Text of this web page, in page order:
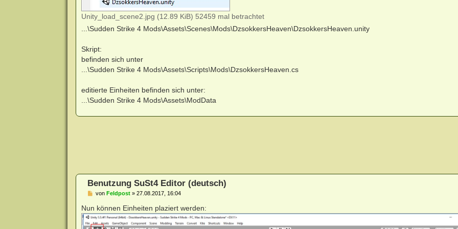
Unity_load_scene2.jpg (12.89 KiB) 52459 mal betrachtet
...\Sudden Strike 4 Mods\Assets\Scenes\Mods\DzsokkersHeaven\DzsokkersHeaven.unity
Skript:
befinden sich unter
...\Sudden Strike 4 Mods\Assets\Scripts\Mods\DzsokkersHeaven.cs
editierte Einheiten befinden sich unter:
...\Sudden Strike 4 Mods\Assets\ModData
Benutzung SuSt4 Editor (deutsch)
B
i
t
r
a
von Feldpost» 27.08.2017, 16:04
Nun können Einheiten plaziert werden: